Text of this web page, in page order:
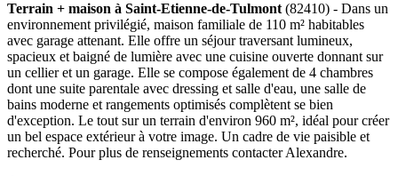
Terrain + maison à Saint-Etienne-de-Tulmont (82410) - Dans un
environnement privilégié, maison familiale de 110 m² habitables
avec garage attenant. Elle offre un séjour traversant lumineux,
spacieux et baigné de lumière avec une cuisine ouverte donnant sur
un cellier et un garage. Elle se compose également de 4 chambres
dont une suite parentale avec dressing et salle d'eau, une salle de
bains moderne et rangements optimisés complètent se bien
d'exception. Le tout sur un terrain d'environ 960 m², idéal pour créer
un bel espace extérieur à votre image. Un cadre de vie paisible et
recherché. Pour plus de renseignements contacter Alexandre.